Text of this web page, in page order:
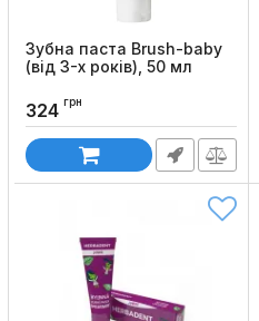
Зубна паста Brush-baby
(від 3-х років), 50 мл
324 грн